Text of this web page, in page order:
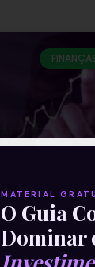
MATERIAL
O Guia
Dominar